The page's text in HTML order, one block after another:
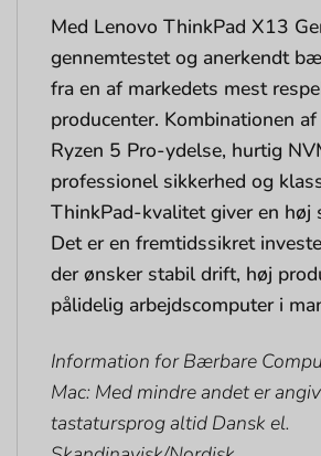
Med Lenovo ThinkPad X13
gennemtestet og anerkendt
fra en af markedets mest
producenter. Kombinationen
Ryzen 5 Pro-ydelse, hurtig
professionel sikkerhed og
ThinkPad-kvalitet giver en høj
Det er en fremtidssikret
der ønsker stabil drift, høj
pålidelig arbejdscomputer i
Information for Bærbare
Mac: Med mindre andet er
tastatursprog altid Dansk el.